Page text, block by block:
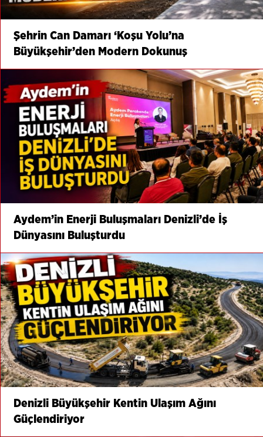
Şehrin Can Damarı ‘Koşu Yolu’na
Büyükşehir’den Modern Dokunuş
Aydem’in Enerji Buluşmaları Denizli’de İş
Dünyasını Buluşturdu
Denizli Büyükşehir Kentin Ulaşım Ağını
Güçlendiriyor